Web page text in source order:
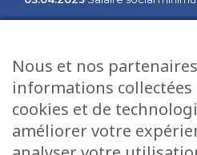
janvier 2023
Plan du site
Accueil
Nous et nos
informations collectées
cookies et de
améliorer votre